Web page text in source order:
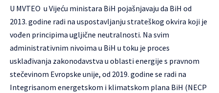
U MVTEO u Vijeću ministara BiH pojašnjavaju da BiH od
2013. godine radi na uspostavljanju strateškog okvira koji je
vođen principima ugljične neutralnosti. Na svim
administrativnim nivoima u BiH u toku je proces
usklađivanja zakonodavstva u oblasti energije s pravnom
stečevinom Evropske unije, od 2019. godine se radi na
Integrisanom energetskom i klimatskom plana BiH (NECP